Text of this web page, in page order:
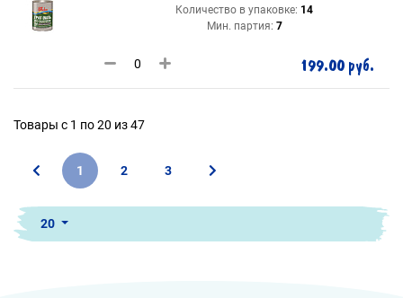
Количество в упаковке: 14
Мин. партия: 7
199.00 руб.
Товары с 1 по 20 из 47
1 2 3
20